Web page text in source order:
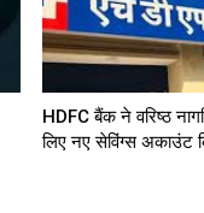
HDFC बैंक ने वरिष्ठ
लिए नए सेविंग्स अकाउंट